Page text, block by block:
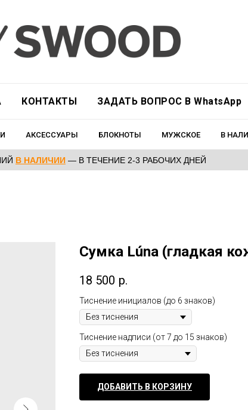
КОНТАКТЫ ЗАДАТЬ ВОПРОС В WhatsApp
АКСЕССУАРЫ БЛОКНОТЫ МУЖСКОЕ В
В НАЛИЧИИ — В ТЕЧЕНИЕ 2-3 РАБОЧИХ ДНЕЙ
Сумка Lúna (гладкая
18 500 р.
Тиснение инициалов (до 6 знаков)
Тиснение надписи (от 7 до 15 знаков)
ДОБАВИТЬ В КОРЗИНУ